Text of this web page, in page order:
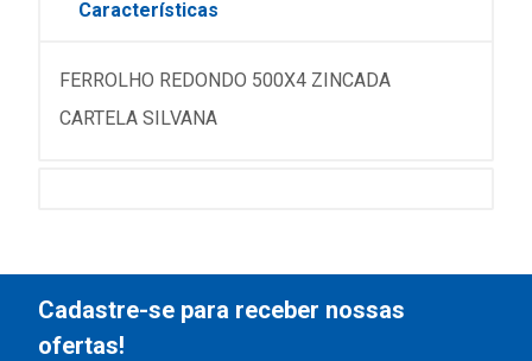
Características
FERROLHO REDONDO 500X4 ZINCADA
CARTELA SILVANA
Cadastre-se para receber nossas
ofertas!